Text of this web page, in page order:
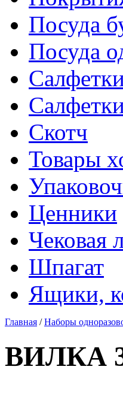
Посуда
Посуда
Скотч
Товары
Ценники
Чековая
Шпагат
Ящики,
Главная /Наборы
ВИЛКА